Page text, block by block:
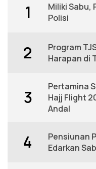
1
Miliki Sabu,
Polisi
2
Program
Harapan di
3
Pertamina
Hajj Flight
Andal
4
Pensiunan
Edarkan